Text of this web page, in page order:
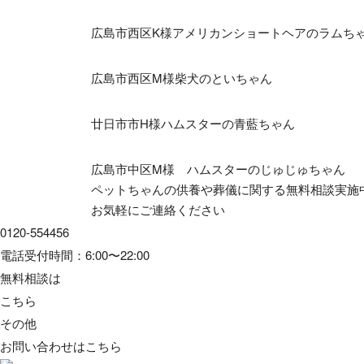
広島市西区K様アメリカンショートヘアのラムち
広島市西区M様柴犬のといちゃん
廿日市市H様ハムスターの青藍ちゃん
広島市中区M様 ハムスターのじゅじゅちゃん
ペットちゃんの供養や葬儀に関する無料相談実施
お気軽にご連絡ください
0120-554456
電話受付時間：6:00〜22:00
無料相談は
こちら
その他
お問い合わせはこちら